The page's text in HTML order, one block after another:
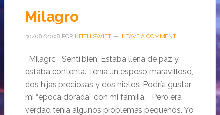
Milagro
30/08/2008 POR KEITH SWIFT LEAVE A COMMENT
Milagro Sentí bien. Estaba llena de paz y
estaba contenta. Tenía un esposo maravilloso,
dos hijas preciosas y dos nietos. Podría gustar
mi “época dorada” con mi familia. Pero era
verdad tenía algunos problemas pequeños. Yo